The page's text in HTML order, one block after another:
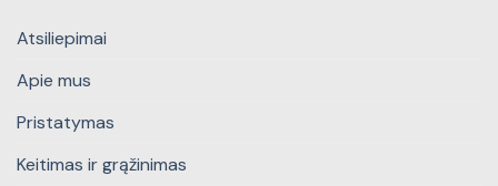
Atsiliepimai
Apie mus
Pristatymas
Keitimas ir grąžinimas